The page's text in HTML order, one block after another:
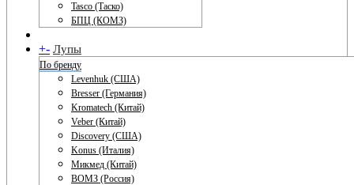
Tasco (Таско)
БПЦ (КОМЗ)
+- Лупы
По бренду
Levenhuk (США)
Bresser (Германия)
Kromatech (Китай)
Veber (Китай)
Discovery (США)
Konus (Италия)
Микмед (Китай)
ВОМЗ (Россия)